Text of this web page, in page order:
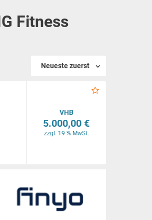
Fitness
Neueste zuerst
VHB
5.000,00 €
zzgl. 19 % MwSt.